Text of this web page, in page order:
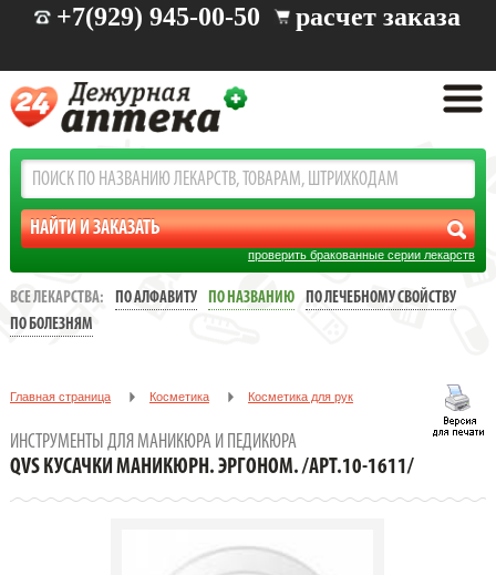
+7(929) 945-00-50 расчет заказа
проверить бракованные серии лекарств
ВСЕ ЛЕКАРСТВА: ПО АЛФАВИТУ ПО НАЗВАНИЮ
ПО ЛЕЧЕБНОМУ СВОЙСТВУ
ПО БОЛЕЗНЯМ
Главная страница Косметика Косметика для рук
QVS КУСАЧКИ МАНИКЮРН. ЭРГОНОМ. /АРТ.10-1611/
ИНСТРУМЕНТЫ ДЛЯ МАНИКЮРА И ПЕДИКЮРА
QVS КУСАЧКИ МАНИКЮРН. ЭРГОНОМ. /АРТ.10-1611/